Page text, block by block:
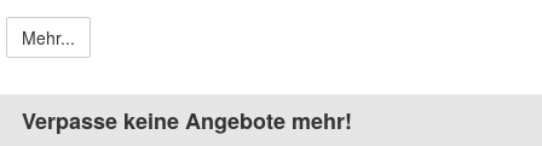
Mehr...
Verpasse keine Angebote mehr!